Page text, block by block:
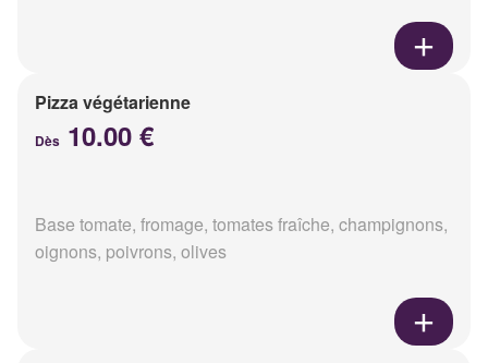
Pizza végétarienne
Dès 10.00 €
Base tomate, fromage, tomates fraîche, champignons,
oignons, poivrons, olives